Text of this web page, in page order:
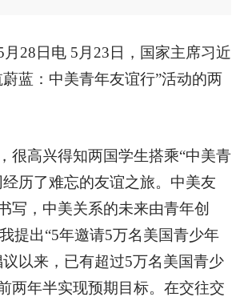
月28日电 5月23日，国家主席习近
蓝：中美青年友谊行”活动的两
很高兴得知两国学生搭乘“中美青
历了难忘的友谊之旅。中美友
写，中美关系的未来由青年创
提出“5年邀请5万名美国青少年
以来，已有超过5万名美国青少
两年半实现预期目标。在交往交